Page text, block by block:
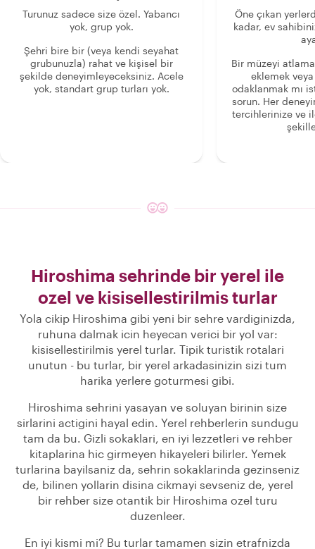
Turunuz sadece size özel. Yabancı
yok, grup yok.
Şehri bire bir (veya kendi seyahat
grubunuzla) rahat ve kişisel bir
şekilde deneyimleyeceksiniz. Acele
yok, standart grup turları yok.
Öne çıkan
kadar, ev
Bir müzeyi
eklemek
odaklanmak mı
sorun. Her
tercihlerinize ve
Hiroshima sehrinde bir yerel ile
ozel ve kisisellestirilmis turlar
Yola cikip Hiroshima gibi yeni bir sehre vardiginizda,
ruhuna dalmak icin heyecan verici bir yol var:
kisisellestirilmis yerel turlar. Tipik turistik rotalari
unutun - bu turlar, bir yerel arkadasinizin sizi tum
harika yerlere goturmesi gibi.
Hiroshima sehrini yasayan ve soluyan birinin size
sirlarini actigini hayal edin. Yerel rehberlerin sundugu
tam da bu. Gizli sokaklari, en iyi lezzetleri ve rehber
kitaplarina hic girmeyen hikayeleri bilirler. Yemek
turlarina bayilsaniz da, sehrin sokaklarinda gezinseniz
de, bilinen yollarin disina cikmayi sevseniz de, yerel
bir rehber size otantik bir Hiroshima ozel turu
duzenleer.
En iyi kismi mi? Bu turlar tamamen sizin etrafnizda